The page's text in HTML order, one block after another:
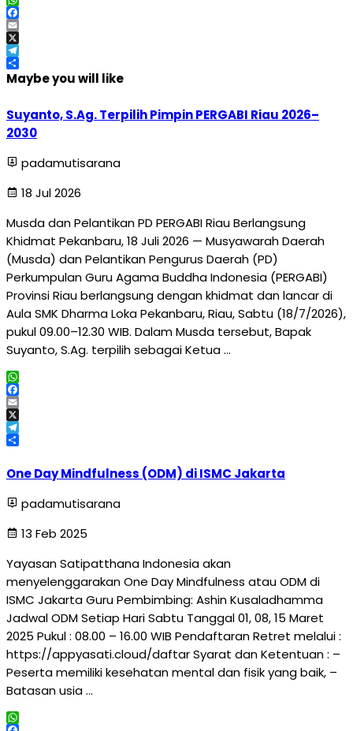
WhatsApp
Facebook
Email
X
Telegram
Share
Maybe you will like
Suyanto, S.Ag. Terpilih Pimpin PERGABI Riau 2026–
2030
padamutisarana
18 Jul 2026
Musda dan Pelantikan PD PERGABI Riau Berlangsung
Khidmat Pekanbaru, 18 Juli 2026 — Musyawarah Daerah
(Musda) dan Pelantikan Pengurus Daerah (PD)
Perkumpulan Guru Agama Buddha Indonesia (PERGABI)
Provinsi Riau berlangsung dengan khidmat dan lancar di
Aula SMK Dharma Loka Pekanbaru, Riau, Sabtu (18/7/2026),
pukul 09.00–12.30 WIB. Dalam Musda tersebut, Bapak
Suyanto, S.Ag. terpilih sebagai Ketua …
WhatsApp
Facebook
Email
X
Telegram
One Day Mindfulness (ODM) di ISMC Jakarta
padamutisarana
13 Feb 2025
Yayasan Satipatthana Indonesia akan
menyelenggarakan One Day Mindfulness atau ODM di
ISMC Jakarta Guru Pembimbing: Ashin Kusaladhamma
Jadwal ODM Setiap Hari Sabtu Tanggal 01, 08, 15 Maret
2025 Pukul : 08.00 – 16.00 WIB Pendaftaran Retret melalui :
https://appyasati.cloud/daftar Syarat dan Ketentuan : –
Peserta memiliki kesehatan mental dan fisik yang baik, –
Batasan usia …